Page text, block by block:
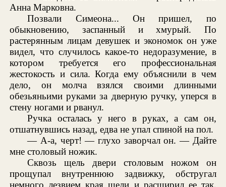
Анна Марковна.
Позвали Симеона... Он пришел, по
обыкновению, заспанный и хмурый. По
растерянным лицам девушек и экономок он уже
видел, что случилось какое-то недоразумение, в
котором требуется его профессиональная
жестокость и сила. Когда ему объяснили в чем
дело, он молча взялся своими длинными
обезьяньими руками за дверную ручку, уперся в
стену ногами и рванул.
Ручка осталась у него в руках, а сам он,
отшатнувшись назад, едва не упал спиной на пол.
— А-а, черт! — глухо заворчал он. — Дайте
мне столовый ножик.
Сквозь щель двери столовым ножом он
прощупал внутреннюю задвижку, обстругал
немного лезвием края щели и расширил ее так,